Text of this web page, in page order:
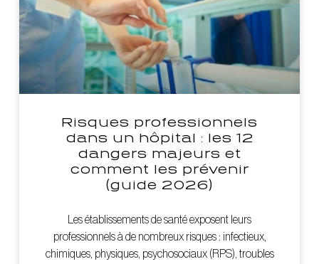
Risques professionnels
dans un hôpital : les 12
dangers majeurs et
comment les prévenir
(guide 2026)
Les établissements de santé exposent leurs
professionnels à de nombreux risques : infectieux,
chimiques, physiques, psychosociaux (RPS), troubles